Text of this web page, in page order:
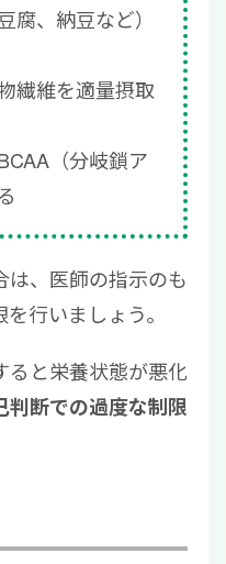
腐、納豆など）
繊維を適量摂取
（分岐鎖ア
、医師の指示のも
行いましょう。
ると栄養状態が悪化
判断での過度な制限